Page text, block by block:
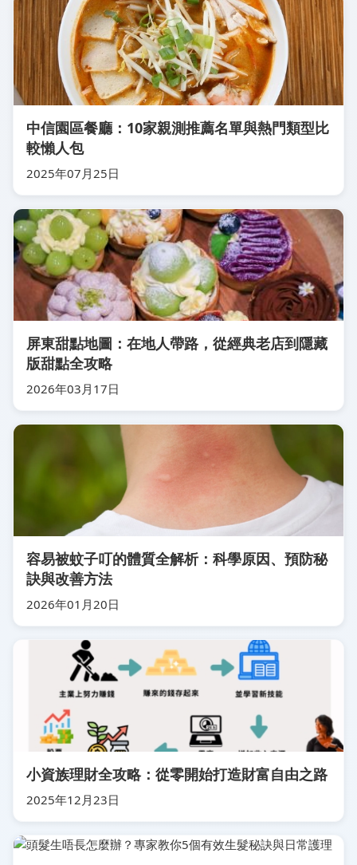
中信園區餐廳：10家親測推薦名單與熱門類型比
較懶人包
2025年07月25日
屏東甜點地圖：在地人帶路，從經典老店到隱藏
版甜點全攻略
2026年03月17日
容易被蚊子叮的體質全解析：科學原因、預防秘
訣與改善方法
2026年01月20日
小資族理財全攻略：從零開始打造財富自由之路
2025年12月23日